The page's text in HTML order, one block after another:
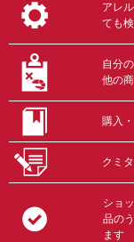
アレ
ても
自分
他の
購入
クミ
ショ
品の
ます